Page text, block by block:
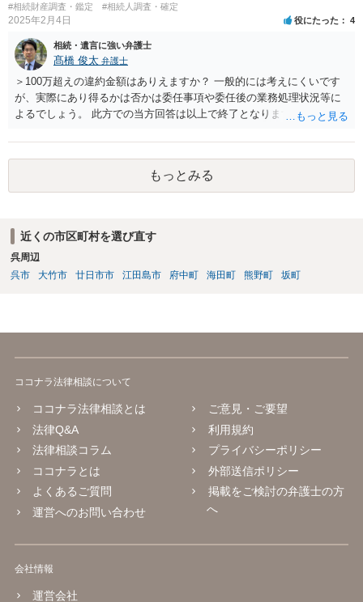
#相続財産調査・鑑定
#相続人調査・確定
2025年2月4日 役にたった 4
相続・遺言に強い弁護士
髙橋 俊太 弁護士
＞100万超えの違約金額はありえますか？ 一般的には考えにくいです
が、実際にあり得るかは否かは委任事項や委任後の業務処理状況等に
よるでしょう。 此方での当方回答は以上で終了となりますが、参考に
もっとみる
近くの市区町村を選び直す
呉周辺
呉市
大竹市 廿日市市 江田島市 府中町 海田町 熊野町 坂町
ココナラ法律相談について
ココナラ法律相談とは
法律Q&A
法律相談コラム
ココナラとは
よくあるご質問
運営へのお問い合わせ
ご意見・ご要望
利用規約
プライバシーポリシー
外部送信ポリシー
掲載をご検討の弁護士の方
へ
会社情報
運営会社